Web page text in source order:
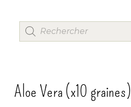
Aloe Vera (x10 graines)